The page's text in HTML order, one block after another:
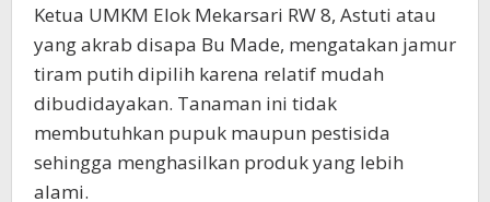
Ketua UMKM Elok Mekarsari RW 8, Astuti atau
yang akrab disapa Bu Made, mengatakan jamur
tiram putih dipilih karena relatif mudah
dibudidayakan. Tanaman ini tidak
membutuhkan pupuk maupun pestisida
sehingga menghasilkan produk yang lebih
alami.